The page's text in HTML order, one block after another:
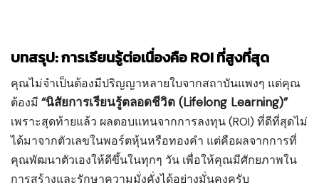
บทสรุป: การเรียนรู้ต่อเนื่องคือ ROI ที่สูงที่สุด
คุณไม่จำเป็นต้องมีปริญญาหลายใบจากสถาบันแพงๆ แต่คุณ
ต้องมี “นิสัยการเรียนรู้ตลอดชีวิต (Lifelong Learning)”
เพราะสุดท้ายแล้ว ผลตอบแทนจากการลงทุน (ROI) ที่ดีที่สุดไม่
ได้มาจากตัวเลขในพอร์ตหุ้นหรือทองคำ แต่คือผลจากการที่
คุณพัฒนาตัวเองให้ดีขึ้นในทุกๆ วัน เพื่อให้คุณมีศักยภาพใน
การสร้างและรักษาความมั่งคั่งได้อย่างมั่นคงครับ